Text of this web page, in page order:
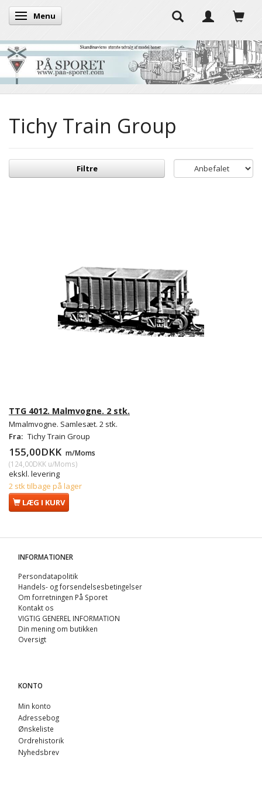
Skifte navigation
Menu
Tichy Train Group
Filtre
TTG 4012. Malmvogne. 2 stk.
Mmalmvogne. Samlesæt. 2 stk.
Fra: Tichy Train Group
155,00DKK m/Moms
(124,00DKK u/Moms)
ekskl. levering
2 stk tilbage på lager
LÆG I KURV
INFORMATIONER
Persondatapolitik
Handels- og forsendelsesbetingelser
Om forretningen På Sporet
Kontakt os
VIGTIG GENEREL INFORMATION
Din mening om butikken
Oversigt
KONTO
Min konto
Adressebog
Ønskeliste
Ordrehistorik
Nyhedsbrev